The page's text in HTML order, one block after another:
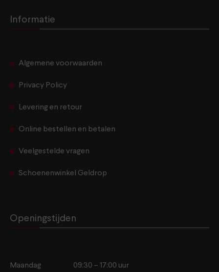
Informatie
Algemene voorwaarden
Privacy Policy
Levering en retour
Online bestellen en betalen
Veelgestelde vragen
Schoenenwinkel Geldrop
Openingstijden
Maandag 09:30 – 17:00 uur